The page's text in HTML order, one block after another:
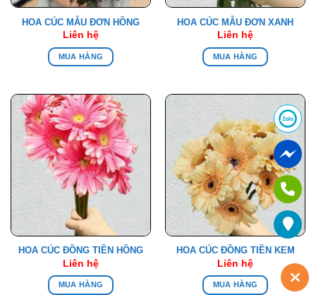
HOA CÚC MẪU ĐƠN HỒNG
Liên hệ
MUA HÀNG
HOA CÚC MẪU ĐƠN XANH
Liên hệ
MUA HÀNG
HOA CÚC ĐỒNG TIỀN HỒNG
Liên hệ
MUA HÀNG
HOA CÚC ĐỒNG TIỀN KEM
Liên hệ
MUA HÀNG